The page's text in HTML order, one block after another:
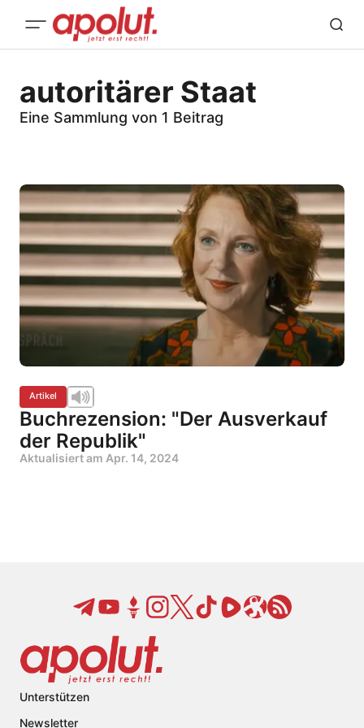
autoritärer Staat
Eine Sammlung von 1 Beitrag
Artikel
Buchrezension: "Der Ausverkauf
der Republik"
Aktualisiert am Apr. 14, 2024
Unterstützen
Newsletter